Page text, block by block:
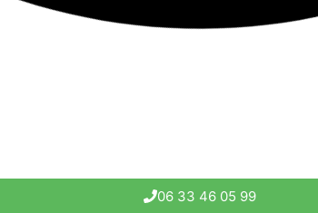
06 33 46 05 99